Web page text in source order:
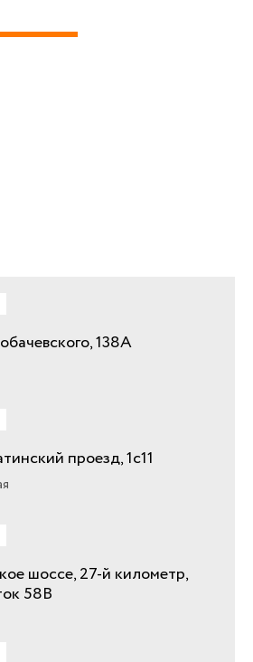
138А
проезд, 1с11
шоссе, 27-й километр,
58В